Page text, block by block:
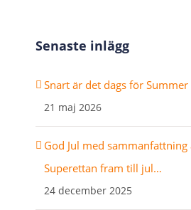
Senaste inlägg
Snart är det dags för Summer
21 maj 2026
God Jul med sammanfattning
Superettan fram till jul…
24 december 2025